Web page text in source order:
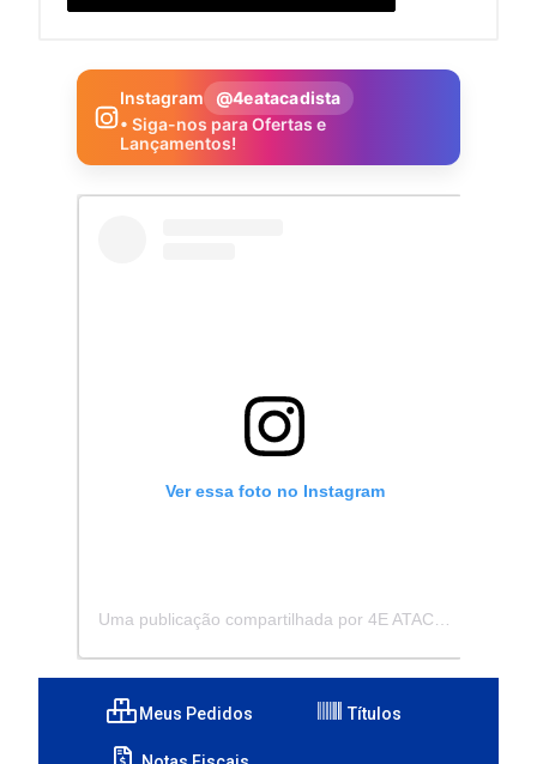
Instagram
@4eatacadista
• Siga-nos para Ofertas e
Lançamentos!
Ver essa foto no Instagram
Meus Pedidos Títulos